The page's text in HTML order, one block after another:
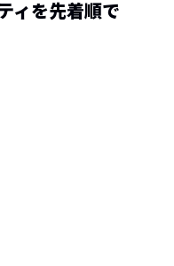
ィを先着順で